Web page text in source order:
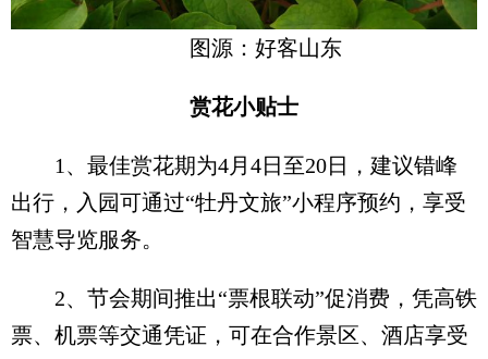
图源：好客山东
赏花小贴士
1、最佳赏花期为4月4日至20日，建议错峰
出行，入园可通过“牡丹文旅”小程序预约，享受
智慧导览服务。
2、节会期间推出“票根联动”促消费，凭高铁
票、机票等交通凭证，可在合作景区、酒店享受